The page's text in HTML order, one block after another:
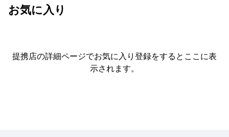
お気に入り
提携店の詳細ページでお気に入り登録をすると ここに表
示されます。